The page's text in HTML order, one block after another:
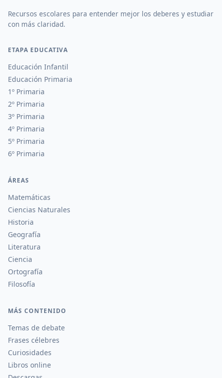
Recursos escolares para entender mejor los deberes y estudiar
con más claridad.
ETAPA EDUCATIVA
Educación Infantil
Educación Primaria
1º Primaria
2º Primaria
3º Primaria
4º Primaria
5º Primaria
6º Primaria
ÁREAS
Matemáticas
Ciencias Naturales
Historia
Geografía
Literatura
Ciencia
Ortografía
Filosofía
MÁS CONTENIDO
Temas de debate
Frases célebres
Curiosidades
Libros online